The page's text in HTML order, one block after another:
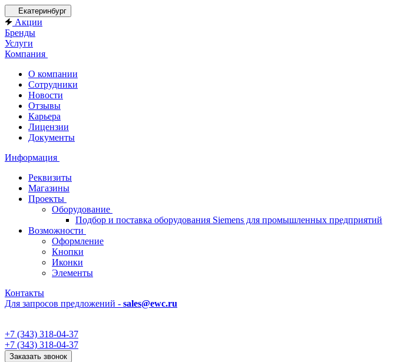
Екатеринбург
Акции
Бренды
Услуги
Компания
О компании
Сотрудники
Новости
Отзывы
Карьера
Лицензии
Документы
Информация
Реквизиты
Магазины
Проекты
Оборудование
Подбор и поставка оборудования Siemens для промышленных предприятий
Возможности
Оформление
Кнопки
Иконки
Элементы
Контакты
Для запросов предложений - sales@ewc.ru
+7 (343) 318-04-37
+7 (343) 318-04-37
Заказать звонок